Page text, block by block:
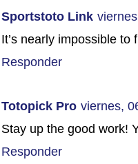
Sportstoto Link
It’s nearly impossible
Responder
Totopick Pro viernes,
Stay up the good work!
Responder